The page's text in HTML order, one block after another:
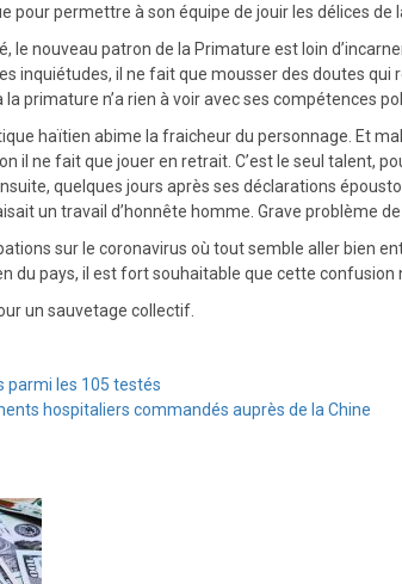
pour permettre à son équipe de jouir les délices de
le nouveau patron de la Primature est loin
inquiétudes, il ne fait que mousser des doutes qui
primature n’a rien à voir avec ses compétences
haïtien abime la fraicheur du personnage. Et
il ne fait que jouer en retrait. C’est le seul talent,
quelques jours après ses déclarations
un travail d’honnête homme. Grave problème de
sur le coronavirus où tout semble aller bien
du pays, il est fort souhaitable que cette
un sauvetage collectif.
parmi les 105 testés
hospitaliers commandés auprès de la Chine